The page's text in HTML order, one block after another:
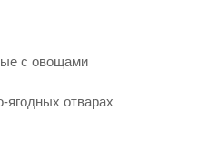
с овощами
отварах